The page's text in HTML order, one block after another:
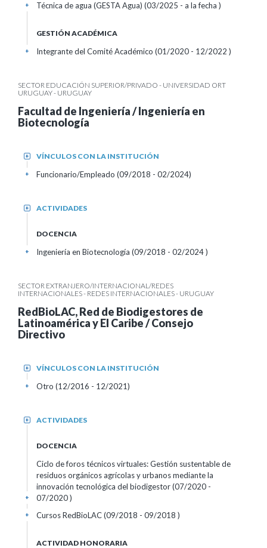
Técnica de agua (GESTA Agua) (03/2025 - a la fecha )
+
GESTIÓN ACADÉMICA
Integrante del Comité Académico (01/2020 - 12/2022 )
+
SECTOR EDUCACIÓN SUPERIOR/PRIVADO - UNIVERSIDAD ORT
URUGUAY - URUGUAY
Facultad de Ingeniería / Ingeniería en
Biotecnología
VÍNCULOS CON LA INSTITUCIÓN
+
Funcionario/Empleado (09/2018 - 02/2024)
+
ACTIVIDADES
+
DOCENCIA
Ingeniería en Biotecnología (09/2018 - 02/2024 )
+
SECTOR EXTRANJERO/INTERNACIONAL/REDES
INTERNACIONALES - REDES INTERNACIONALES - URUGUAY
RedBioLAC, Red de Biodigestores de
Latinoamérica y El Caribe / Consejo
Directivo
VÍNCULOS CON LA INSTITUCIÓN
+
Otro (12/2016 - 12/2021)
+
ACTIVIDADES
+
DOCENCIA
Ciclo de foros técnicos virtuales: Gestión sustentable de
residuos orgánicos agrícolas y urbanos mediante la
innovación tecnológica del biodigestor (07/2020 -
07/2020 )
+
Cursos RedBioLAC (09/2018 - 09/2018 )
+
ACTIVIDAD HONORARIA